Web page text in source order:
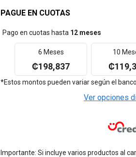
PAGUE EN CUOTAS
Pago en cuotas hasta 12 meses
6 Meses
₡198,837
10
*Estos montos pueden variar según el
Ver opciones
Importante: Si incluye varios productos al